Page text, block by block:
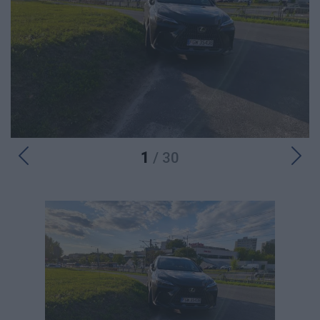
1 / 30